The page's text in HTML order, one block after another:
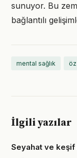
sunuyor. Bu
bağlantılı
mental sağlık
İlgili yazılar
Seyahat ve